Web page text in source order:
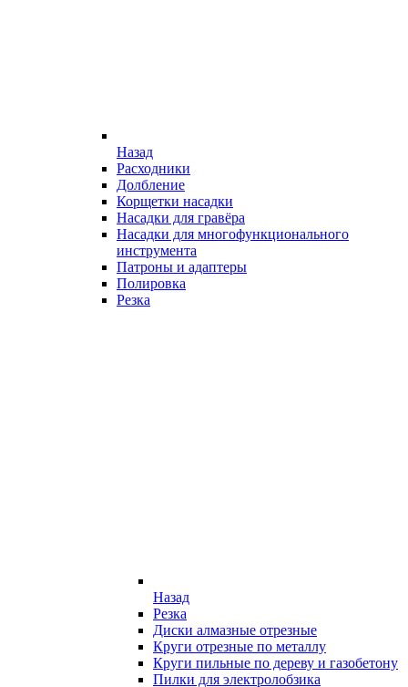
Назад
Расходники
Долбление
Корщетки насадки
Насадки для гравёра
Насадки для многофункционального
инструмента
Патроны и адаптеры
Полировка
Резка
Назад
Резка
Диски алмазные отрезные
Круги отрезные по металлу
Круги пильные по дереву и газобетону
Пилки для электролобзика